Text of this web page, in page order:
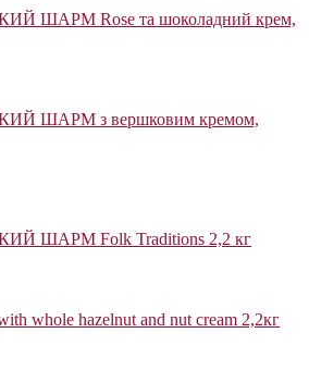
ШАРМ Rose та шоколадний крем,
ШАРМ з вершковим кремом,
ШАРМ Folk Traditions 2,2 кг
whole hazelnut and nut cream 2,2кг